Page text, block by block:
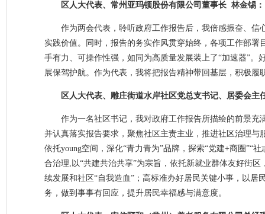
区人大代表、常州亚玛顿股份有限公司董事长 林金锡：
作为两会代表，聆听政府工作报告后，我倍感振奋、
实践价值。同时，报告的务实作风贯穿始终，各项工作部
手有力、可操作性强，如同为高质量发展装上了“加速器”
展保驾护航。作为代表，我将把报告精神带回基层，积极
区人大代表、雕庄街道水岸社区党总支书记、居委会主
作为一名社区书记，我对政府工作报告所描绘的前景
并认真落实报告要求，聚焦社区主责主业，推进社区治理
依托young空间，深化“青力青为”品牌，探索“党建+商圈”“
合治理,以“共建共治共享”为宗旨，依托新就业群体友好街
续发展和社区“自我造血”；高标准办好居民关键小事，以
务，做到事事有回应，提升居民幸福感与满意度。